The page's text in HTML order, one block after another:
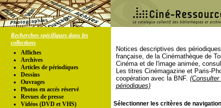
Recherches spécifiques dans les
collections
Affiches
Archives
Articles de périodiques
Dessins
Ouvrages
Photos en accés réservé
Revues de presse
Vidéos (DVD et VHS)
Notices descriptives des
française, de la Cinémathèque de
Cinéma et de l'image animée,
Les titres Cinémagazine et Paris-
coopération avec la BNF.
périodiques)
Sélectionner les critères de